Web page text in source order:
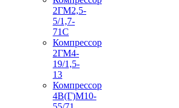
2ГМ2,5-
5/1,7-
71С
Компрессор
2ГМ4-
19/1,5-
13
Компрессор
4В(Г)М10-